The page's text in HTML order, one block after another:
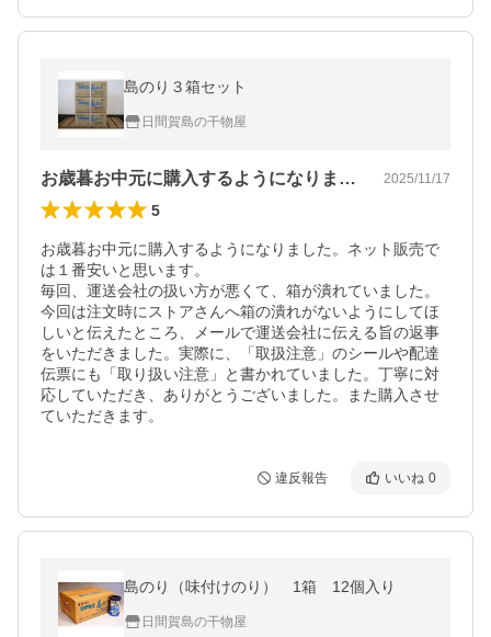
島のり３箱セット
日間賀島の干物屋
お歳暮お中元に購入するようになりました… 2025/11/17
5
お歳暮お中元に購入するようになりました。ネット販売で
は１番安いと思います。
毎回、運送会社の扱い方が悪くて、箱が潰れていました。
今回は注文時にストアさんへ箱の潰れがないようにしてほ
しいと伝えたところ、メールで運送会社に伝える旨の返事
をいただきました。実際に、「取扱注意」のシールや配達
伝票にも「取り扱い注意」と書かれていました。丁寧に対
応していただき、ありがとうございました。また購入させ
ていただきます。
違反報告 いいね 0
島のり（味付けのり） 1箱 12個入り
日間賀島の干物屋